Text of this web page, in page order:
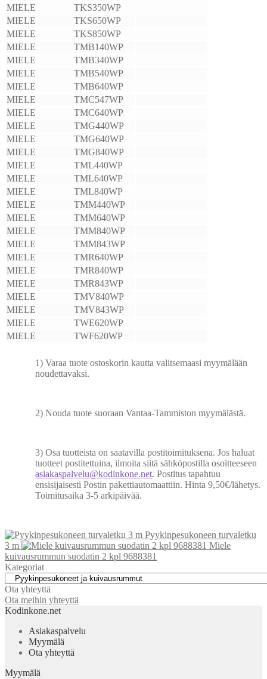
MIELE
TKS350WP
MIELE
TKS650WP
MIELE
TKS850WP
MIELE
TMB140WP
MIELE
TMB340WP
MIELE
TMB540WP
MIELE
TMB640WP
MIELE
TMC547WP
MIELE
TMC640WP
MIELE
TMG440WP
MIELE
TMG640WP
MIELE
TMG840WP
MIELE
TML440WP
MIELE
TML640WP
MIELE
TML840WP
MIELE
TMM440WP
MIELE
TMM640WP
MIELE
TMM840WP
MIELE
TMM843WP
MIELE
TMR640WP
MIELE
TMR840WP
MIELE
TMR843WP
MIELE
TMV840WP
MIELE
TMV843WP
MIELE
TWE620WP
MIELE
TWF620WP
1) Varaa tuote ostoskorin kautta valitsemaasi myymälään
noudettavaksi.
2) Nouda tuote suoraan Vantaa-Tammiston myymälästä.
3) Osa tuotteista on saatavilla postitoimituksena. Jos haluat
tuotteet postitettuina, ilmoita siitä sähköpostilla osoitteeseen
asiakaspalvelu@kodinkone.net. Postitus tapahtuu
ensisijaisesti Postin pakettiautomaattiin. Hinta 9,50€/lähetys.
Toimitusaika 3-5 arkipäivää.
Pyykinpesukoneen turvaletku
3 m
Miele
kuivausrummun suodatin 2 kpl 9688381
Kategoriat
Ota yhteyttä
Ota meihin yhteyttä
Kodinkone.net
Asiakaspalvelu
Myymälä
Ota yhteyttä
Myymälä